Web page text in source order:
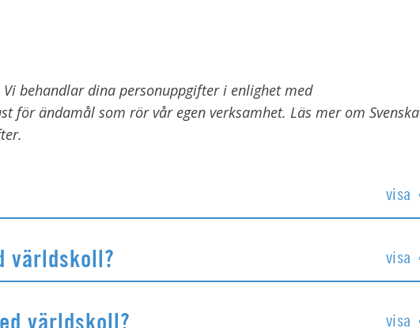
behandlar dina personuppgifter i enlighet med
för ändamål som rör vår egen verksamhet. Läs mer om Svenska
världskoll?
världskoll?